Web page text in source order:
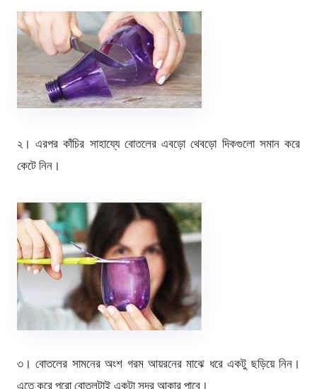
২। এরপর কাঁচির সাহায্যে বোতলের এবড়ো থেবড়ো দিকগুলো সমান করে
কেটে নিন।
৩। বোতলের সামনের অংশ গরম আয়রনের মাঝে ধরে একটু ছড়িয়ে নিন।
এতে করে পুরো বোতলটাই একটা সুন্দর আকার পাবে।